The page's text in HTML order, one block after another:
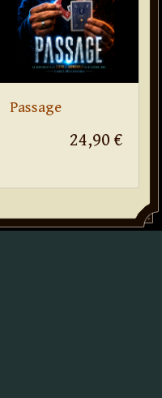
Passage
24,90 €